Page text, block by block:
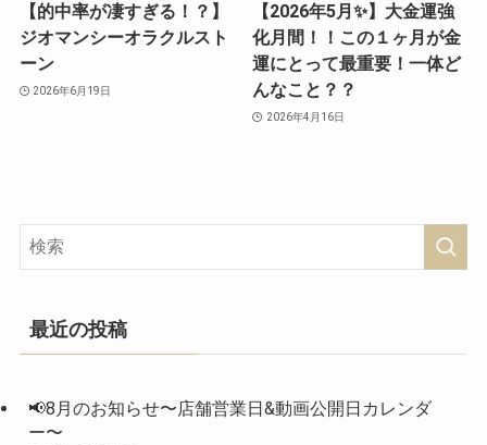
【的中率が凄すぎる！？】
ジオマンシーオラクルスト
ーン
2026年6月19日
【2026年5月✨】大金運強
化月間！！この１ヶ月が金
運にとって最重要！一体ど
んなこと？？
2026年4月16日
最近の投稿
📢8月のお知らせ〜店舗営業日&動画公開日カレンダ
ー〜